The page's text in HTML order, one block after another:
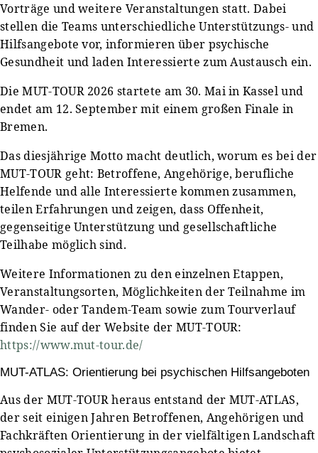
Vorträge und weitere Veranstaltungen statt. Dabei
stellen die Teams unterschiedliche Unterstützungs- und
Hilfsangebote vor, informieren über psychische
Gesundheit und laden Interessierte zum Austausch ein.
Die MUT-TOUR 2026 startete am 30. Mai in Kassel und
endet am 12. September mit einem großen Finale in
Bremen.
Das diesjährige Motto macht deutlich, worum es bei der
MUT-TOUR geht: Betroffene, Angehörige, berufliche
Helfende und alle Interessierte kommen zusammen,
teilen Erfahrungen und zeigen, dass Offenheit,
gegenseitige Unterstützung und gesellschaftliche
Teilhabe möglich sind.
Weitere Informationen zu den einzelnen Etappen,
Veranstaltungsorten, Möglichkeiten der Teilnahme im
Wander- oder Tandem-Team sowie zum Tourverlauf
finden Sie auf der Website der MUT-TOUR:
https://www.mut-tour.de/
MUT-ATLAS: Orientierung bei psychischen Hilfsangeboten
Aus der MUT-TOUR heraus entstand der MUT-ATLAS,
der seit einigen Jahren Betroffenen, Angehörigen und
Fachkräften Orientierung in der vielfältigen Landschaft